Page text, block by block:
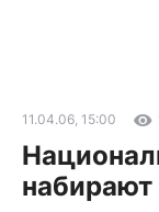
11.04.06, 15:00